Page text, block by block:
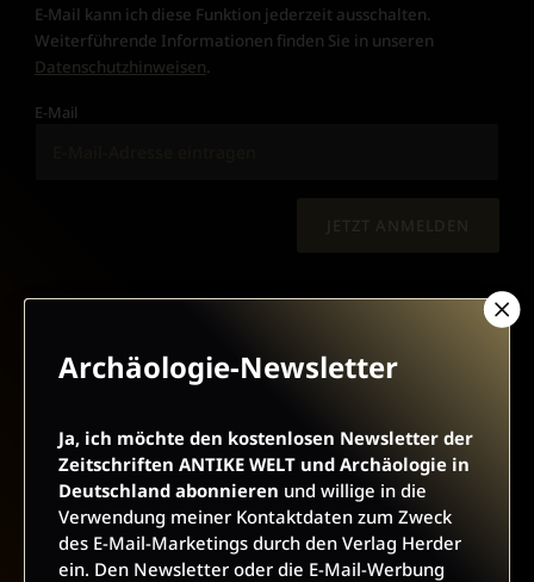
E-Mail kann ich diese Funktion jederzeit ausschalten.
Weiterführende Informationen finden Sie in unseren
Datenschutzhinweisen.
E-Mail
JETZT ANMELDEN
AGB UND WIDERRUFSBELEHRUNG DATENSCHUTZ
BARRIEREFREIHEIT IMPRESSUM
VERTRAG WIDERRUFEN
Archäologie-Newsletter
Ja, ich möchte den kostenlosen Newsletter der
Zeitschriften ANTIKE WELT und Archäologie in
Deutschland abonnieren und willige in die
Verwendung meiner Kontaktdaten zum Zweck
des E-Mail-Marketings durch den Verlag Herder
ein. Den Newsletter oder die E-Mail-Werbung